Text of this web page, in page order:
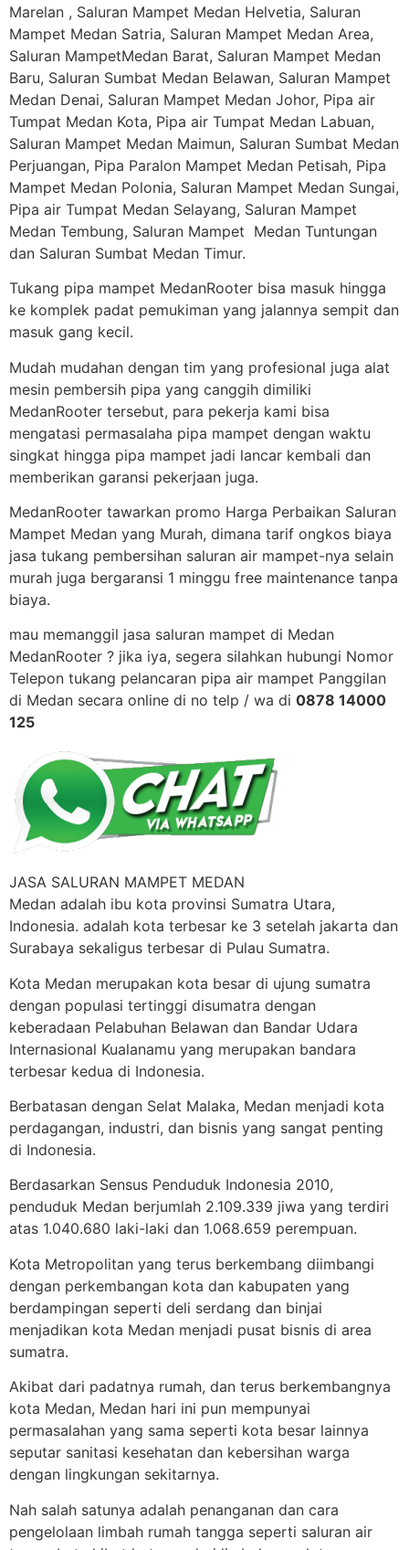
Marelan , Saluran Mampet Medan Helvetia, Saluran
Mampet Medan Satria, Saluran Mampet Medan Area,
Saluran MampetMedan Barat, Saluran Mampet Medan
Baru, Saluran Sumbat Medan Belawan, Saluran Mampet
Medan Denai, Saluran Mampet Medan Johor, Pipa air
Tumpat Medan Kota, Pipa air Tumpat Medan Labuan,
Saluran Mampet Medan Maimun, Saluran Sumbat Medan
Perjuangan, Pipa Paralon Mampet Medan Petisah, Pipa
Mampet Medan Polonia, Saluran Mampet Medan Sungai,
Pipa air Tumpat Medan Selayang, Saluran Mampet
Medan Tembung, Saluran Mampet Medan Tuntungan
dan Saluran Sumbat Medan Timur.
Tukang pipa mampet MedanRooter bisa masuk hingga
ke komplek padat pemukiman yang jalannya sempit dan
masuk gang kecil.
Mudah mudahan dengan tim yang profesional juga alat
mesin pembersih pipa yang canggih dimiliki
MedanRooter tersebut, para pekerja kami bisa
mengatasi permasalaha pipa mampet dengan waktu
singkat hingga pipa mampet jadi lancar kembali dan
memberikan garansi pekerjaan juga.
MedanRooter tawarkan promo Harga Perbaikan Saluran
Mampet Medan yang Murah, dimana tarif ongkos biaya
jasa tukang pembersihan saluran air mampet-nya selain
murah juga bergaransi 1 minggu free maintenance tanpa
biaya.
mau memanggil jasa saluran mampet di Medan
MedanRooter ? jika iya, segera silahkan hubungi Nomor
Telepon tukang pelancaran pipa air mampet Panggilan
di Medan secara online di no telp / wa di 0878 14000
125
JASA SALURAN MAMPET MEDAN
Medan adalah ibu kota provinsi Sumatra Utara,
Indonesia. adalah kota terbesar ke 3 setelah jakarta dan
Surabaya sekaligus terbesar di Pulau Sumatra.
Kota Medan merupakan kota besar di ujung sumatra
dengan populasi tertinggi disumatra dengan
keberadaan Pelabuhan Belawan dan Bandar Udara
Internasional Kualanamu yang merupakan bandara
terbesar kedua di Indonesia.
Berbatasan dengan Selat Malaka, Medan menjadi kota
perdagangan, industri, dan bisnis yang sangat penting
di Indonesia.
Berdasarkan Sensus Penduduk Indonesia 2010,
penduduk Medan berjumlah 2.109.339 jiwa yang terdiri
atas 1.040.680 laki-laki dan 1.068.659 perempuan.
Kota Metropolitan yang terus berkembang diimbangi
dengan perkembangan kota dan kabupaten yang
berdampingan seperti deli serdang dan binjai
menjadikan kota Medan menjadi pusat bisnis di area
sumatra.
Akibat dari padatnya rumah, dan terus berkembangnya
kota Medan, Medan hari ini pun mempunyai
permasalahan yang sama seperti kota besar lainnya
seputar sanitasi kesehatan dan kebersihan warga
dengan lingkungan sekitarnya.
Nah salah satunya adalah penanganan dan cara
pengelolaan limbah rumah tangga seperti saluran air